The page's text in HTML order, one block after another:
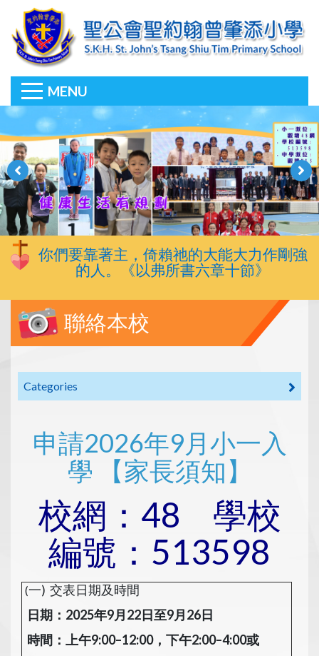
MENU
你們要靠著主，倚賴祂的大能大力作剛強
的人。《以弗所書六章十節》
聯絡本校
Categories
申請2026年9月小一入
學 【家長須知】
校網：48 學校
編號：513598
(一) 交表日期及時間
日期：2025年9月22日至9月26日
時間：上午9:00–12:00，下午2:00–4:00或